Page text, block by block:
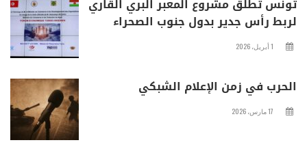
تونس تطلق مشروع المعبر البري القاري
لربط رأس جدير بدول جنوب الصحراء
1 أبريل، 2026
الحرب في زمن الإعلام الشبكي
17 مارس، 2026